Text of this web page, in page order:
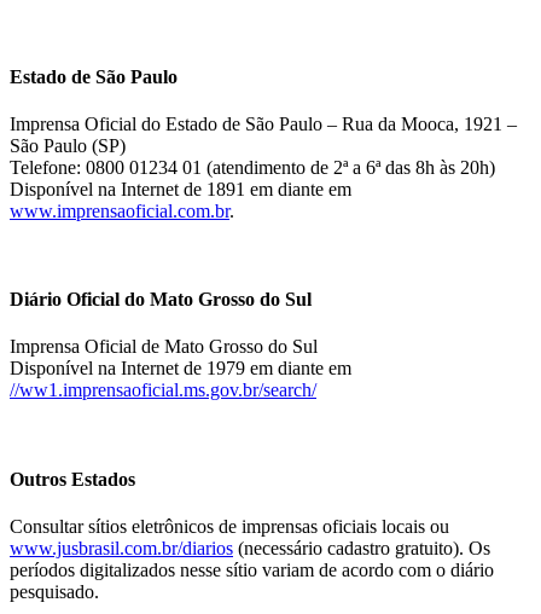
Estado de São Paulo
Imprensa Oficial do Estado de São Paulo – Rua da Mooca, 1921 –
São Paulo (SP)
Telefone: 0800 01234 01 (atendimento de 2ª a 6ª das 8h às 20h)
Disponível na Internet de 1891 em diante em
www.imprensaoficial.com.br.
Diário Oficial do Mato Grosso do Sul
Imprensa Oficial de Mato Grosso do Sul
Disponível na Internet de 1979 em diante em
//ww1.imprensaoficial.ms.gov.br/search/
Outros Estados
Consultar sítios eletrônicos de imprensas oficiais locais ou
www.jusbrasil.com.br/diarios (necessário cadastro gratuito). Os
períodos digitalizados nesse sítio variam de acordo com o diário
pesquisado.